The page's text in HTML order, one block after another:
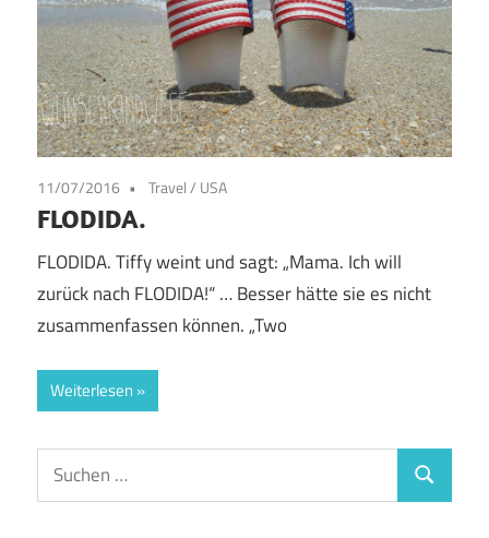
11/07/2016 Travel/ USA
FLODIDA.
FLODIDA. Tiffy weint und sagt: „Mama. Ich will
zurück nach FLODIDA!“ … Besser hätte sie es nicht
zusammenfassen können. „Two
Weiterlesen
Suchen
nach:
Suchen